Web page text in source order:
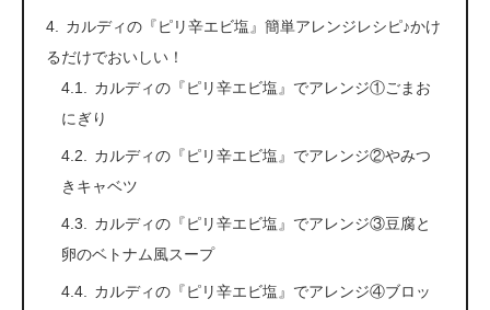
カルディの『ピリ辛エビ塩』簡単アレンジレシピ♪かけ
るだけでおいしい！
カルディの『ピリ辛エビ塩』でアレンジ①ごまお
にぎり
カルディの『ピリ辛エビ塩』でアレンジ②やみつ
きキャベツ
カルディの『ピリ辛エビ塩』でアレンジ③豆腐と
卵のベトナム風スープ
カルディの『ピリ辛エビ塩』でアレンジ④ブロッ